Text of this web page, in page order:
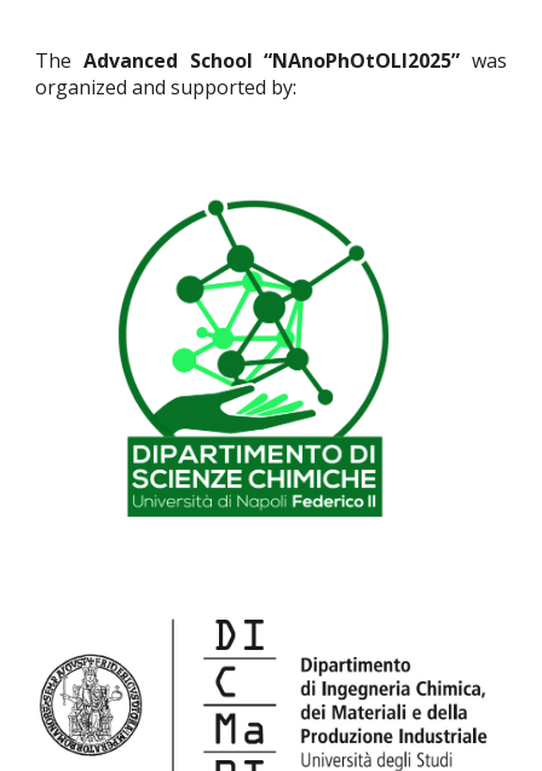
The Advanced School “NAnoPhOtOLI2025” was
organized and supported by: